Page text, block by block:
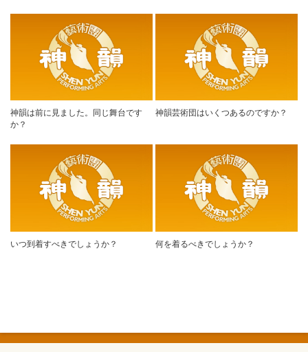
神韻は前に見ました。同じ舞台です
か？
神韻芸術団はいくつあるのですか？
いつ到着すべきでしょうか？ 何を着るべきでしょうか？